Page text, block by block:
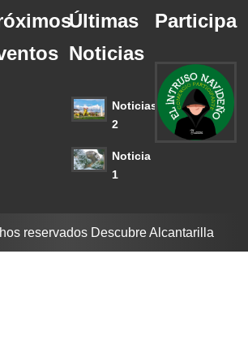
Últimas
Noticias
Noticias
2
Noticia
1
Participa
reservados Descubre Alcantarilla